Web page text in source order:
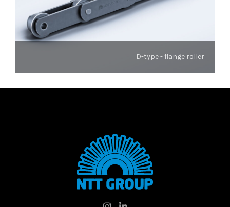
D-type - flange roller